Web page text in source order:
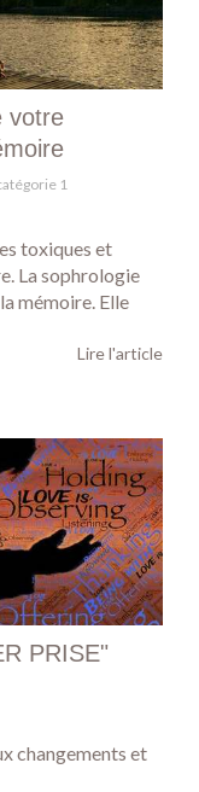
votre
1
toxiques et
La sophrologie
mémoire. Elle
Lire l'article
PRISE"
changements et